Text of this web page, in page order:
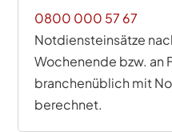
0800 000 57 67
Notdiensteinsätze
Wochenende bzw. an
branchenüblich mit
berechnet.